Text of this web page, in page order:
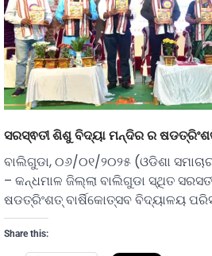
ସରସ୍ଵତୀ ଶିଶୁ ବିଦ୍ୟା ମନ୍ଦିର ର
ବାଲିଗୁଡା, ୦୬/୦୧/୨୦୨୫ (ଓଡିଶା
– କନ୍ଧମାଳ ଜିଲ୍ଲା ବାଲିଗୁଡା ସ୍ଥିତ
ଷଡତ୍ରିଂଶତ୍ ବାର୍ଷିକୋତ୍ସବ ବିଦ୍ୟାଳୟ
Share this: